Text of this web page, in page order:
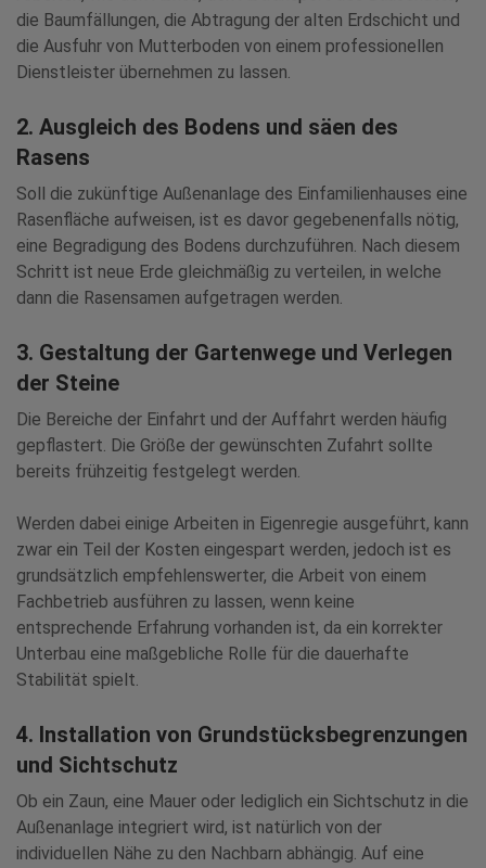
die Baumfällungen, die Abtragung der alten Erdschicht und
die Ausfuhr von Mutterboden von einem professionellen
Dienstleister übernehmen zu lassen.
2. Ausgleich des Bodens und säen des
Rasens
Soll die zukünftige Außenanlage des Einfamilienhauses eine
Rasenfläche aufweisen, ist es davor gegebenenfalls nötig,
eine Begradigung des Bodens durchzuführen. Nach diesem
Schritt ist neue Erde gleichmäßig zu verteilen, in welche
dann die Rasensamen aufgetragen werden.
3. Gestaltung der Gartenwege und Verlegen
der Steine
Die Bereiche der Einfahrt und der Auffahrt werden häufig
gepflastert. Die Größe der gewünschten Zufahrt sollte
bereits frühzeitig festgelegt werden.
Werden dabei einige Arbeiten in Eigenregie ausgeführt, kann
zwar ein Teil der Kosten eingespart werden, jedoch ist es
grundsätzlich empfehlenswerter, die Arbeit von einem
Fachbetrieb ausführen zu lassen, wenn keine
entsprechende Erfahrung vorhanden ist, da ein korrekter
Unterbau eine maßgebliche Rolle für die dauerhafte
Stabilität spielt.
4. Installation von Grundstücksbegrenzungen
und Sichtschutz
Ob ein Zaun, eine Mauer oder lediglich ein Sichtschutz in die
Außenanlage integriert wird, ist natürlich von der
individuellen Nähe zu den Nachbarn abhängig. Auf eine